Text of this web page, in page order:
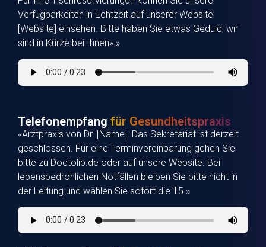
Verfügbarkeiten in Echtzeit auf unserer Website
[Website] einsehen. Bitte haben Sie etwas Geduld, wir
sind in Kürze bei Ihnen».»
Telefonempfang für Gesundheitspraxis
«Arztpraxis von Dr. [Name]. Das Sekretariat ist derzeit
geschlossen. Für eine Terminvereinbarung gehen Sie
bitte zu Doctolib.de oder auf unsere Website. Bei
lebensbedrohlichen Notfällen bleiben Sie bitte nicht in
der Leitung und wählen Sie sofort die 15.»